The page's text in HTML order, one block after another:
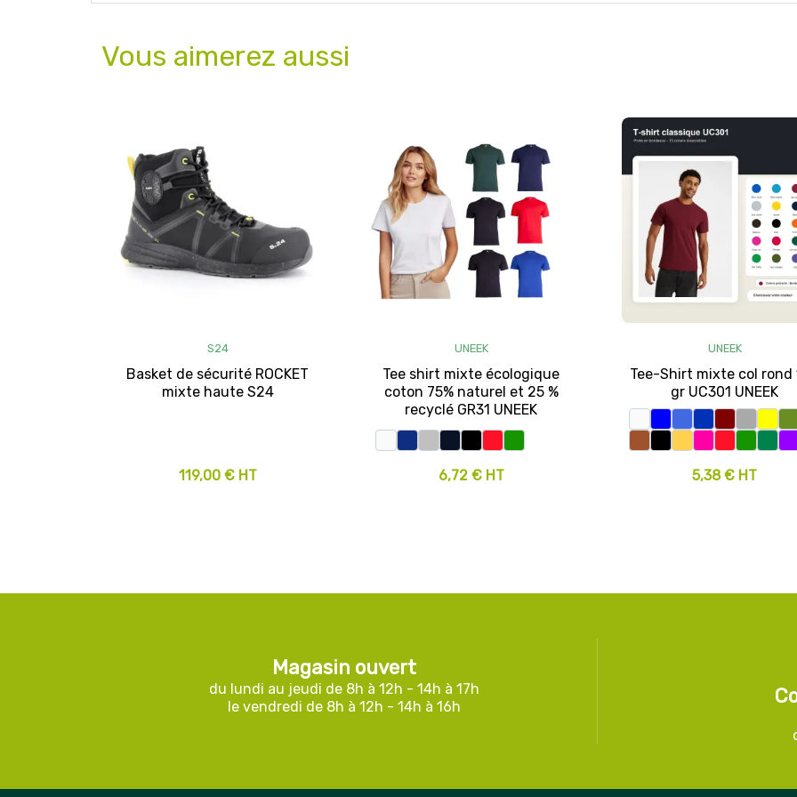
Vous aimerez aussi
S24
Basket de sécurité ROCKET
mixte haute S24
119,00 € HT
UNEEK
Tee shirt mixte écologique
coton 75% naturel et 25 %
recyclé GR31 UNEEK
6,72 € HT
UNEEK
Tee-Shirt mixte col rond
gr UC301 UNEEK
5,38 € HT
Magasin ouvert
du lundi au jeudi de 8h à 12h - 14h à 17h
le vendredi de 8h à 12h - 14h à 16h